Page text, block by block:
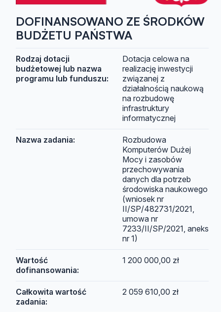
DOFINANSOWANO ZE ŚRODKÓW
BUDŻETU PAŃSTWA
Rodzaj dotacji
budżetowej lub nazwa
programu lub funduszu:
Dotacja celowa na
realizację inwestycji
związanej z
działalnością naukową
na rozbudowę
infrastruktury
informatycznej
Nazwa zadania:
Rozbudowa
Komputerów Dużej
Mocy i zasobów
przechowywania
danych dla potrzeb
środowiska naukowego
(wniosek nr
II/SP/482731/2021,
umowa nr
7233/II/SP/2021, aneks
nr 1)
Wartość
dofinansowania:
1 200 000,00 zł
Całkowita wartość
zadania:
2 059 610,00 zł